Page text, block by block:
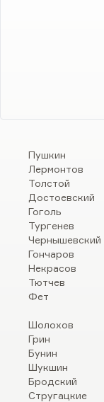
Пушкин
Лермонтов
Толстой
Достоевский
Гоголь
Тургенев
Чернышевский
Гончаров
Некрасов
Тютчев
Фет
Шолохов
Грин
Бунин
Шукшин
Бродский
Стругацкие